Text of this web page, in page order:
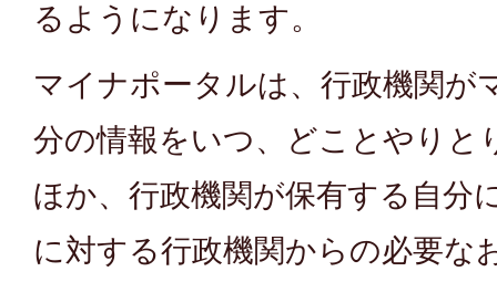
るようになります。
マイナポータルは、行政機関が
分の情報をいつ、どことやりと
ほか、行政機関が保有する自分
に対する行政機関からの必要な